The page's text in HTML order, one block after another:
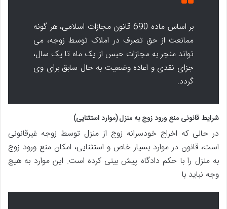
بر اساس ماده 690 قانون مجازات اسلامی، هر گونه
ممانعت از حق تصرف در املاک توسط زوجه، می
تواند منجر به مجازات حبس از یک ماه تا یک سال،
جزای نقدی و اعاده وضعیت به حال سابق برای وی
گردد.
شرایط قانونی منع ورود زوج به منزل (موارد استثنایی)
در حالی که اخراج خودسرانه زوج از منزل توسط زوجه غیرقانونی
است، قانون در موارد بسیار خاص و استثنایی، امکان منع ورود زوج
به منزل را با حکم دادگاه پیش بینی کرده است. این موارد به هیچ
وجه نباید با